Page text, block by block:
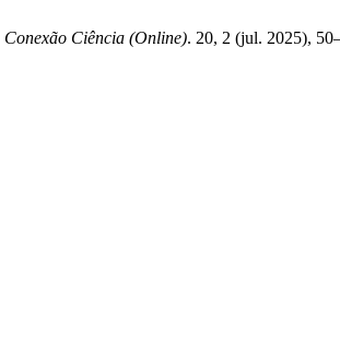
Conexão Ciência (Online). 20, 2 (jul. 2025),